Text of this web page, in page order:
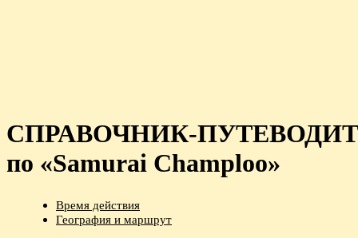
СПРАВОЧНИК-
по «Samurai Champloo»
Время действия
География и маршрут